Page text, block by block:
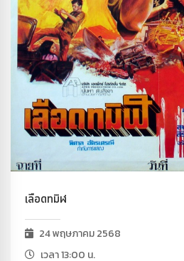
เลือดทมิฬ
24 พฤษภาคม 2568
เวลา 13:00 น.